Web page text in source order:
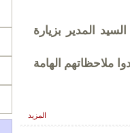
المدير بزيارة
ملاحظاتهم الهامة
المزيد